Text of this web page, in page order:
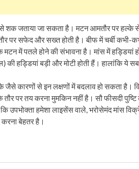
शक जताया जा सकता है। मटन आमतौर पर हल्के
पर सफेद और सख्त होती है। बीफ में चर्बी कभी-
मटन में पतले होने की संभावना है। मांस में
की हड्डियां बड़ी और मोटी होती हैं। हालांकि ये सब
कारणों से इन लक्षणों में बदलाव हो सकता है।
पर तय करना मुमकिन नहीं है। सौ फीसदी पुष्टि
उपभोक्ता हमेशा लाइसेंस वाले, भरोसेमंद मांस
करना बेहतर है।